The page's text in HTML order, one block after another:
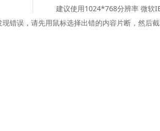
建议使用1024*768分辨率 微软
错误，请先用鼠标选择出错的内容片断，然后